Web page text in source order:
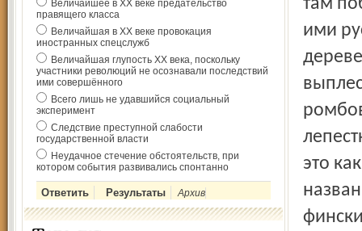
Величайшее в ХХ веке предательство
правящего класса
Величайшая в ХХ веке провокация
иностранных спецслужб
Величайшая глупость ХХ века, поскольку
участники революций не осознавали последствий
ими совершённого
Всего лишь не удавшийся социальный
эксперимент
Следствие преступной слабости
государственной власти
Неудачное стечение обстоятельств, при
котором события развивались спонтанно
Архив
там
ими
это